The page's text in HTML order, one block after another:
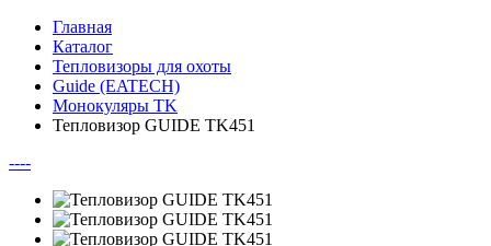
Главная
Каталог
Тепловизоры для охоты
Guide (EATECH)
Монокуляры TK
Тепловизор GUIDE TK451
----